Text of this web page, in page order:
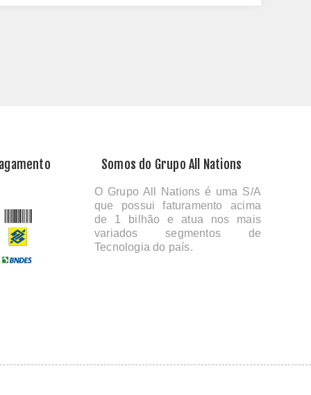
Somos do Grupo All Nations
O Grupo All Nations é uma S/A
que possui faturamento acima
de 1 bilhão e atua nos mais
variados segmentos de
Tecnologia do país.